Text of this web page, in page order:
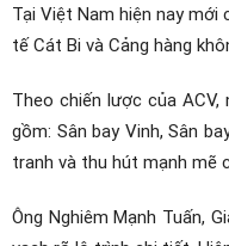
Tại Việt Nam hiện nay mới
tế Cát Bi và Cảng hàng
Theo chiến lược của
gồm: Sân bay Vinh, Sân
tranh và thu hút mạnh mẽ
Ông Nghiêm Mạnh Tuấn,